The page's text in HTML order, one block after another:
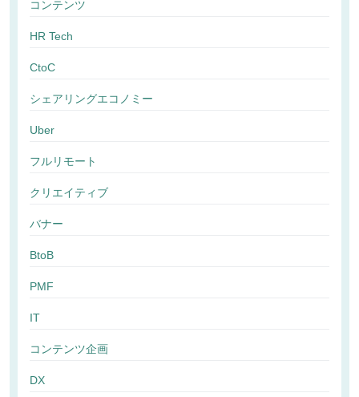
コンテンツ
HR Tech
CtoC
シェアリングエコノミー
Uber
フルリモート
クリエイティブ
バナー
BtoB
PMF
IT
コンテンツ企画
DX